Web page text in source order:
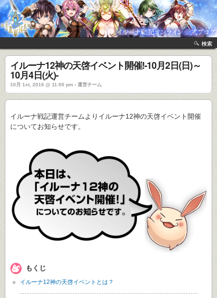
検索
イルーナ12神の天啓イベント開催!-10月2日(日)～
10月4日(火)-
10月 1st, 2016 @ 11:00 pm › 運営チーム
イルーナ戦記運営チームよりイルーナ12神の天啓イベント開催
についてお知らせです。
もくじ
イルーナ12神の天啓イベントとは？